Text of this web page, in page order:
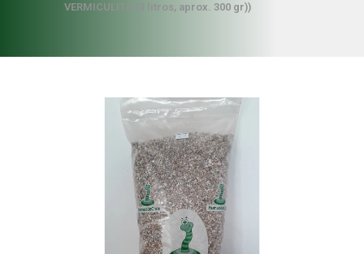
VERMICULITA (3 litros, aprox. 300 gr))